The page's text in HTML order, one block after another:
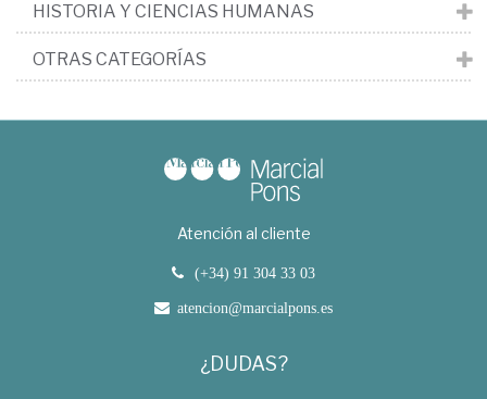
HISTORIA Y CIENCIAS HUMANAS
OTRAS CATEGORÍAS
Atención al cliente
(+34) 91 304 33 03
atencion@marcialpons.es
¿DUDAS?